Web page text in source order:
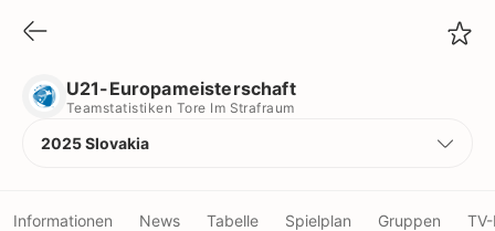
U21-Europameisterschaft
Teamstatistiken Tore Im Strafraum
2025 Slovakia
Informationen News Tabelle Spielplan Gruppen